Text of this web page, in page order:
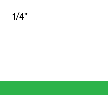
1/4"